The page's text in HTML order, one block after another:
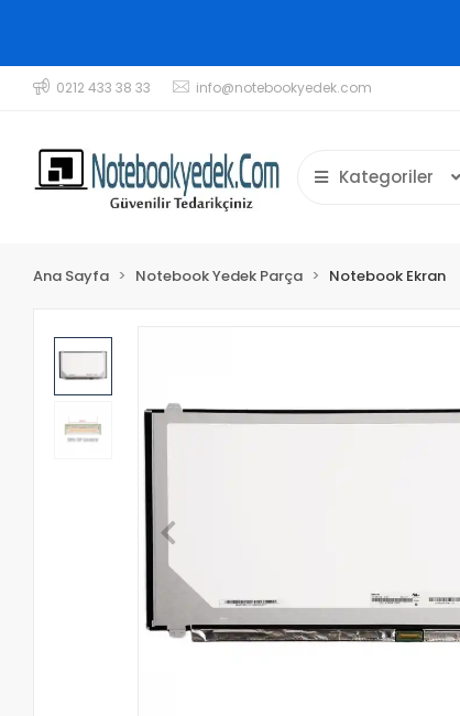
0212 433 38 33 info@notebookyedek.com
Kategoriler
Ana Sayfa Notebook Yedek Parça Notebook Ekran